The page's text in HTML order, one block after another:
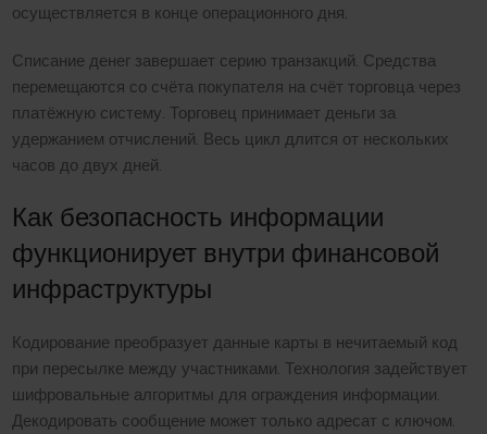
осуществляется в конце операционного дня.
Списание денег завершает серию транзакций. Средства
перемещаются со счёта покупателя на счёт торговца через
платёжную систему. Торговец принимает деньги за
удержанием отчислений. Весь цикл длится от нескольких
часов до двух дней.
Как безопасность информации
функционирует внутри финансовой
инфраструктуры
Кодирование преобразует данные карты в нечитаемый код
при пересылке между участниками. Технология задействует
шифровальные алгоритмы для ограждения информации.
Декодировать сообщение может только адресат с ключом.